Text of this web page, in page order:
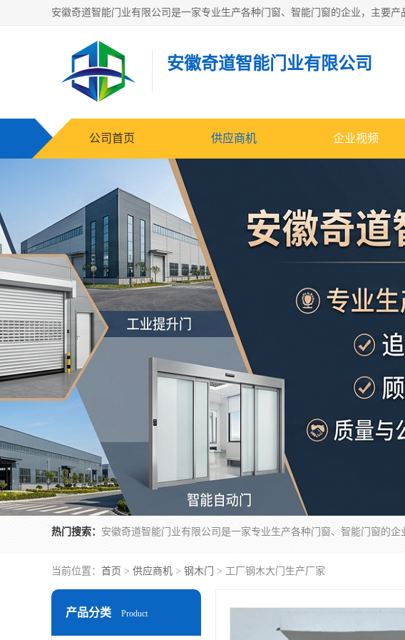
安徽奇道智能门业有限公司
公司首页 供应商机 企业视频
热门搜索：
当前位置： 首页 > 供应商机 > 钢木门 > 工厂钢木大门生产厂家
产品分类 Product